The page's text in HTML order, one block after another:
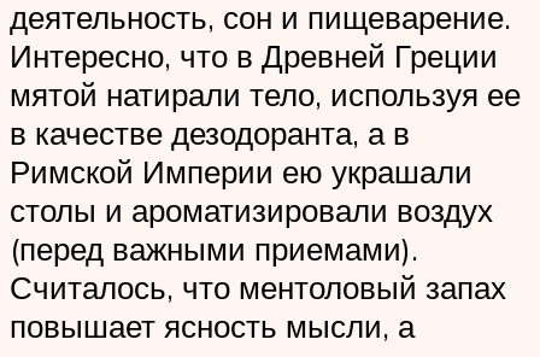
деятельность, сон и пищеварение.
Интересно, что в Древней Греции
мятой натирали тело, используя ее
в качестве дезодоранта, а в
Римской Империи ею украшали
столы и ароматизировали воздух
(перед важными приемами).
Считалось, что ментоловый запах
повышает ясность мысли, а